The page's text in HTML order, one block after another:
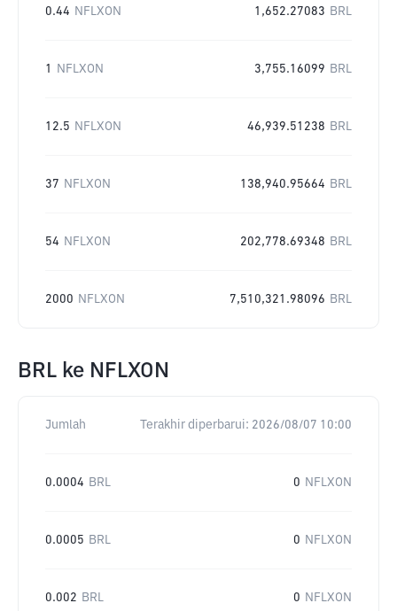
0.44 NFLXON 1,652.27083 BRL
1 NFLXON 3,755.16099 BRL
12.5 NFLXON 46,939.51238 BRL
37 NFLXON 138,940.95664 BRL
54 NFLXON 202,778.69348 BRL
2000 NFLXON 7,510,321.98096 BRL
BRL ke NFLXON
Jumlah Terakhir diperbarui: 2026/08/07 10:00
0.0004 BRL 0 NFLXON
0.0005 BRL 0 NFLXON
0.002 BRL 0 NFLXON